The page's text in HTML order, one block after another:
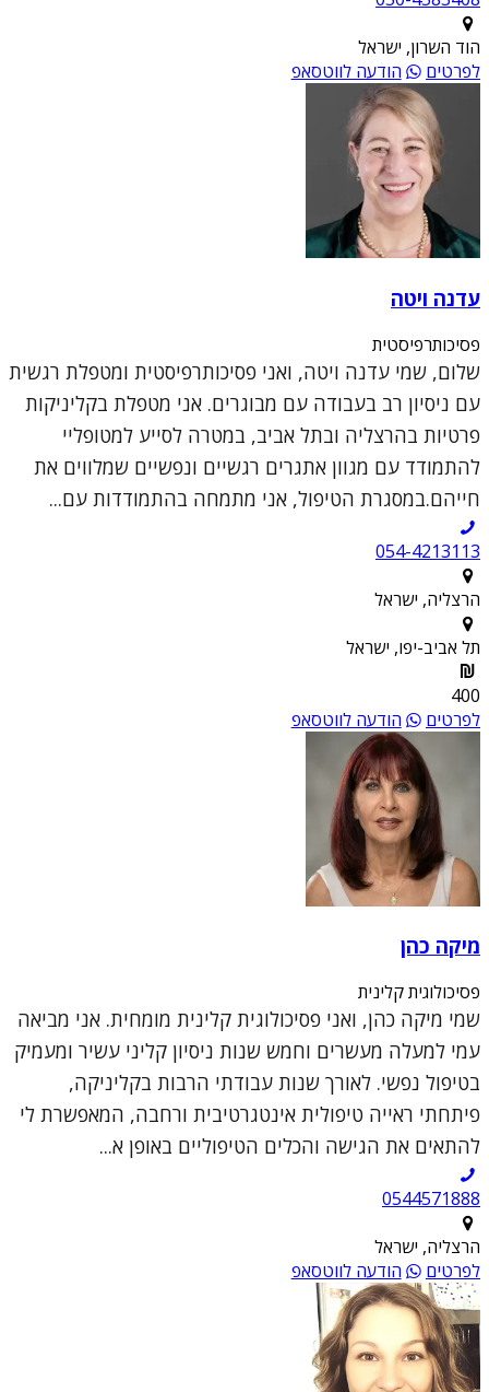
הוד השרון, ישראל
לפרטים
הודעה לווטסאפ
עדנה ויטה
פסיכותרפיסטית
שלום, שמי עדנה ויטה, ואני פסיכותרפיסטית ומטפלת רגשית
עם ניסיון רב בעבודה עם מבוגרים. אני מטפלת בקליניקות
פרטיות בהרצליה ובתל אביב, במטרה לסייע למטופליי
להתמודד עם מגוון אתגרים רגשיים ונפשיים שמלווים את
חייהם.במסגרת הטיפול, אני מתמחה בהתמודדות עם...
054-4213113
הרצליה, ישראל
תל אביב-יפו, ישראל
400
לפרטים
הודעה לווטסאפ
מיקה כהן
פסיכולוגית קלינית
שמי מיקה כהן, ואני פסיכולוגית קלינית מומחית. אני מביאה
עמי למעלה מעשרים וחמש שנות ניסיון קליני עשיר ומעמיק
בטיפול נפשי. לאורך שנות עבודתי הרבות בקליניקה,
פיתחתי ראייה טיפולית אינטגרטיבית ורחבה, המאפשרת לי
להתאים את הגישה והכלים הטיפוליים באופן א...
0544571888
הרצליה, ישראל
לפרטים
הודעה לווטסאפ